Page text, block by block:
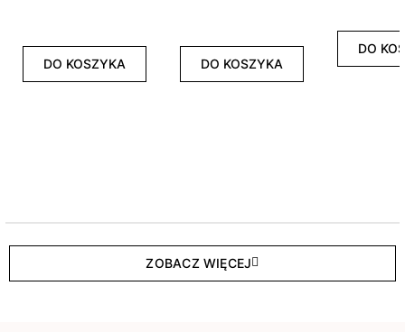
DO KOSZYKA DO KOSZYKA
DO
ZOBACZ WIĘCEJ